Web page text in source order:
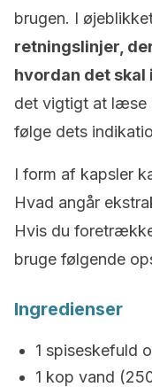
brugen. I
retningslinjer,
hvordan det skal
det vigtigt at læse
følge dets
I form af kapsler
Hvad angår
Hvis du
bruge følgende
Ingredienser
1 spiseskefuld
1 kop vand